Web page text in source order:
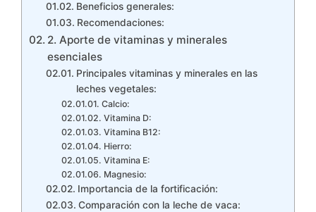
Beneficios generales:
Recomendaciones:
2. Aporte de vitaminas y minerales
esenciales
Principales vitaminas y minerales en las
leches vegetales:
Calcio:
Vitamina D:
Vitamina B12:
Hierro:
Vitamina E:
Magnesio:
Importancia de la fortificación:
Comparación con la leche de vaca: